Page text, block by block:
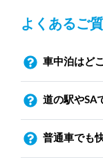
よくあるご
車中泊はど
道の駅やSA
普通車でも